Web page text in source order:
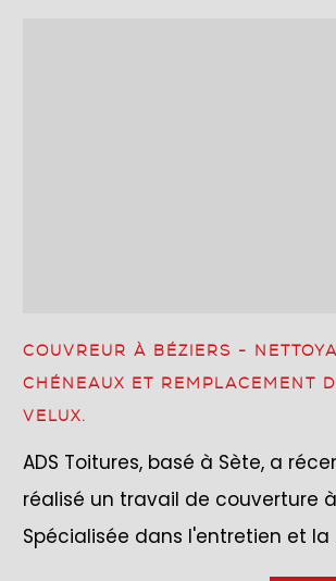
COUVREUR À BÉZIERS -
CHÉNEAUX ET REMPLACEMENT
VELUX.
ADS Toitures, basé à Sète, a
réalisé un travail de couverture à
Spécialisée dans l'entretien et la